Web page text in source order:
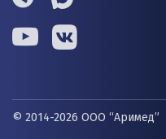
© 2014-2026 ООО “Аримед”